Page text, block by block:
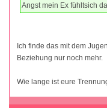
Angst mein Ex fühltsich
Ich finde das mit dem
Beziehung nur noch mehr.
Wie lange ist eure